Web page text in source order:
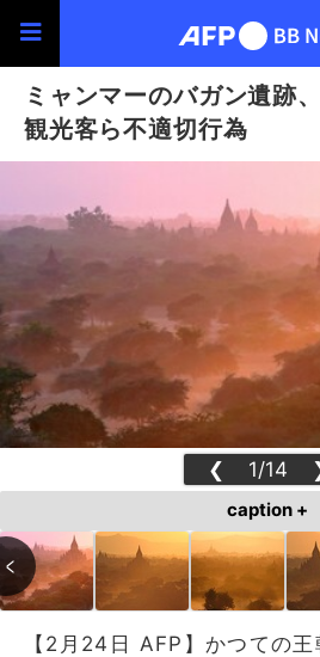
ミャンマーのバガン遺跡
観光客ら不適切行為
❮ 1/14
caption +
【2月24日 AFP】かつての